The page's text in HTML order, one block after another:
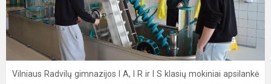
Vilniaus Radvilų gimnazijos I A, I R ir I S klasių mokiniai apsilankė